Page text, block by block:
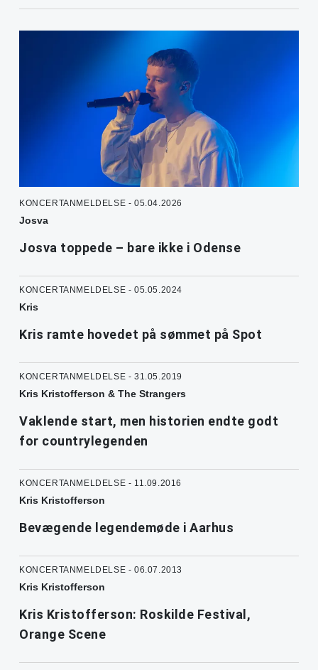
KONCERTANMELDELSE - 05.04.2026
Josva
Josva toppede – bare ikke i Odense
KONCERTANMELDELSE - 05.05.2024
Kris
Kris ramte hovedet på sømmet på Spot
KONCERTANMELDELSE - 31.05.2019
Kris Kristofferson & The Strangers
Vaklende start, men historien endte godt
for countrylegenden
KONCERTANMELDELSE - 11.09.2016
Kris Kristofferson
Bevægende legendemøde i Aarhus
KONCERTANMELDELSE - 06.07.2013
Kris Kristofferson
Kris Kristofferson: Roskilde Festival,
Orange Scene